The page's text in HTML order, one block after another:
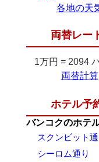
各地の天
両替レー
1万円 = 2094
両替計算
ホテル予
バンコクのホテ
スクンビット通
シーロム通り